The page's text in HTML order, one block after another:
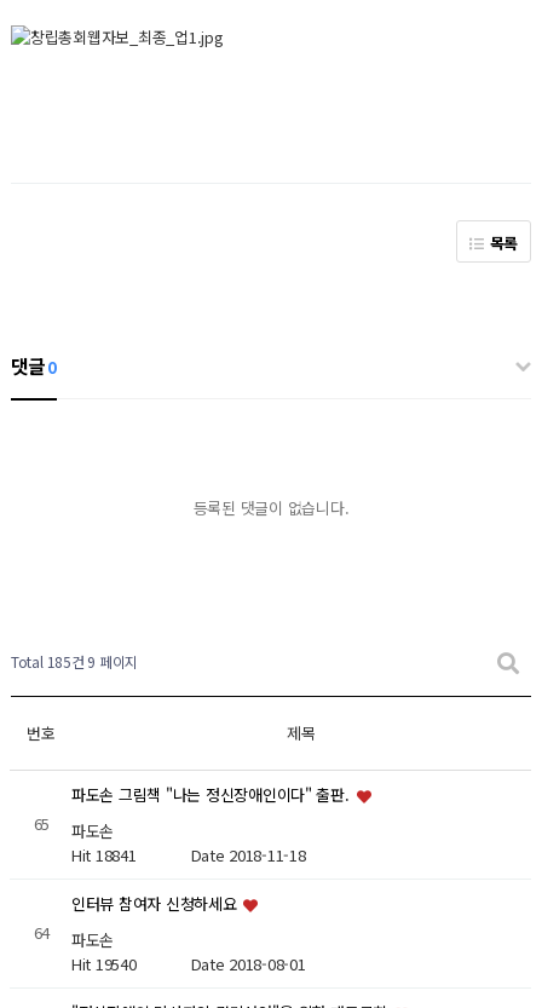
목록
댓글0
등록된 댓글이 없습니다.
Total 185건 9 페이지
번호 제목
65
파도손 그림책 "나는 정신장애인이다" 출판.
파도손
Hit 18841 Date 2018-11-18
64
인터뷰 참여자 신청하세요
파도손
Hit 19540 Date 2018-08-01